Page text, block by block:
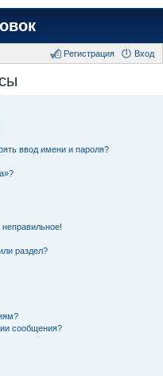
Вход
Регистрация
ввод имени и пароля?
раздел?
сообщения?